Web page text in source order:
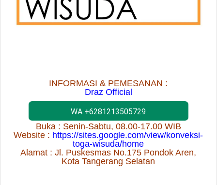
INFORMASI & PEMESANAN :
Draz Official
WA +6281213505729
Buka : Senin-Sabtu, 08.00-17.00 WIB
Website : https://sites.google.com/view/konveksi-
toga-wisuda/home
Alamat : Jl. Puskesmas No.175 Pondok Aren,
Kota Tangerang Selatan